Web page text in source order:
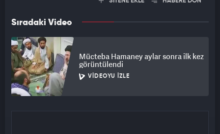
Sıradaki Video
Mücteba Hamaney aylar sonra ilk kez
görüntülendi
VIDEOYU İZLE